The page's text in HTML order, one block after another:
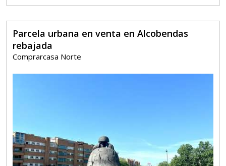
Parcela urbana en venta en Alcobendas
rebajada
Comprarcasa Norte